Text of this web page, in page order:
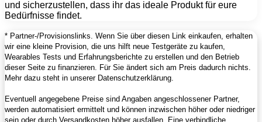
und sicherzustellen, dass ihr das ideale Produkt für eure
Bedürfnisse findet.
* Partner-/Provisionslinks. Wenn Sie über diesen Link einkaufen, erhalten
wir eine kleine Provision, die uns hilft neue Testgeräte zu kaufen,
Wearables Tests und Erfahrungsberichte zu erstellen und den Betrieb
dieser Seite zu finanzieren. Für Sie ändert sich am Preis dadurch nichts.
Mehr dazu steht in unserer Datenschutzerklärung.
Eventuell angegebene Preise sind Angaben angeschlossener Partner,
werden automatisiert ermittelt und können inzwischen höher oder niedriger
sein oder durch Versandkosten höher ausfallen. Eine verbindliche